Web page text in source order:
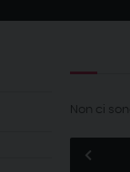
Non ci